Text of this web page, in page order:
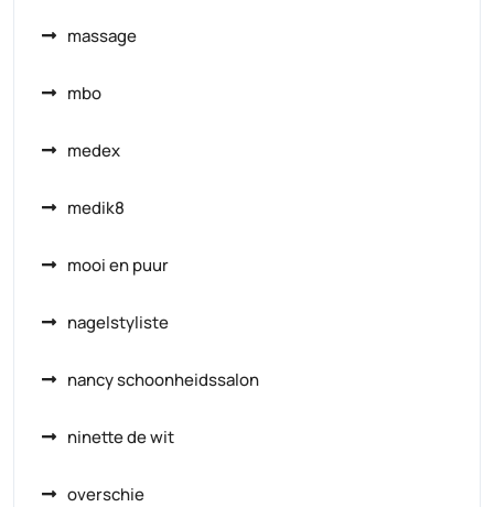
massage
mbo
medex
medik8
mooi en puur
nagelstyliste
nancy schoonheidssalon
ninette de wit
overschie